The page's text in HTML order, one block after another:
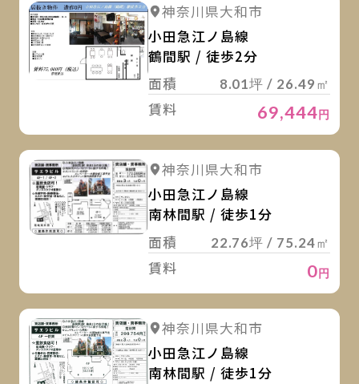
詳細を見る
神奈川県大和市
小田急江ノ島線
鶴間駅 / 徒歩2分
面積
8.01坪 / 26.49㎡
賃料 69,444円
詳細を見る
神奈川県大和市
小田急江ノ島線
南林間駅 / 徒歩1分
面積
22.76坪 / 75.24㎡
賃料 0円
詳細を見る
神奈川県大和市
小田急江ノ島線
南林間駅 / 徒歩1分